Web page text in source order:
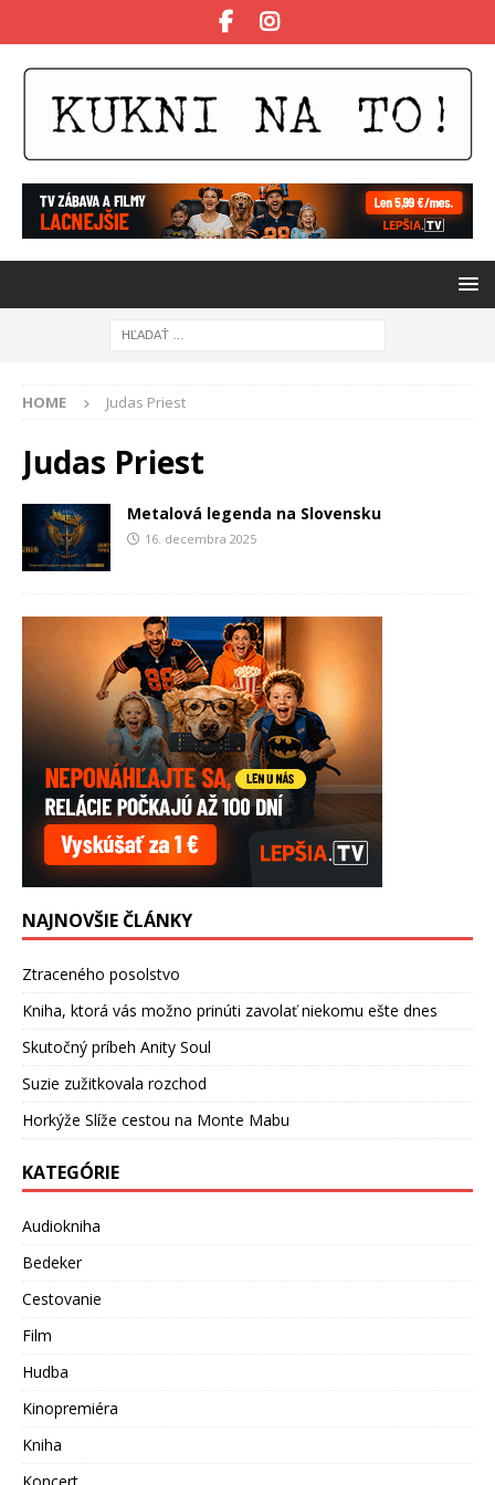
HOME Judas Priest
Judas Priest
Metalová legenda na Slovensku
16. decembra 2025
NAJNOVŠIE ČLÁNKY
Ztraceného posolstvo
Kniha, ktorá vás možno prinúti zavolať niekomu ešte dnes
Skutočný príbeh Anity Soul
Suzie zužitkovala rozchod
Horkýže Slíže cestou na Monte Mabu
KATEGÓRIE
Audiokniha
Bedeker
Cestovanie
Film
Hudba
Kinopremiéra
Kniha
Koncert